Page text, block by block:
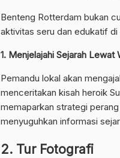
Benteng Rotterdam bukan
aktivitas seru dan edukatif di
1. Menjelajahi Sejarah Lewat
Pemandu lokal akan
menceritakan kisah heroik
memaparkan strategi
menyuguhkan informasi
2. Tur Fotografi